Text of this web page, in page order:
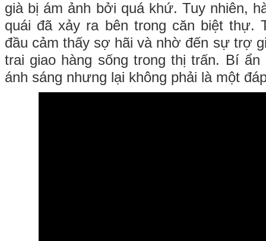
già bị ám ảnh bởi quá khứ. Tuy nhiên,
quái đã xảy ra bên trong căn biệt thự.
đầu cảm thấy sợ hãi và nhờ đến sự trợ
trai giao hàng sống trong thị trấn. Bí
ánh sáng nhưng lại không phải là một